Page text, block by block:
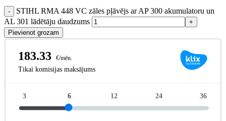
STIHL RMA 448 VC zāles pļāvējs ar AP 300 akumulatoru un
AL 301 lādētāju daudzums
Pievienot grozam